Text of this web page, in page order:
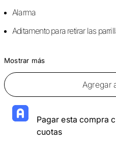
Alarma
Aditamento para retirar las
Mostrar más
Agregar
Pagar esta compra
cuotas